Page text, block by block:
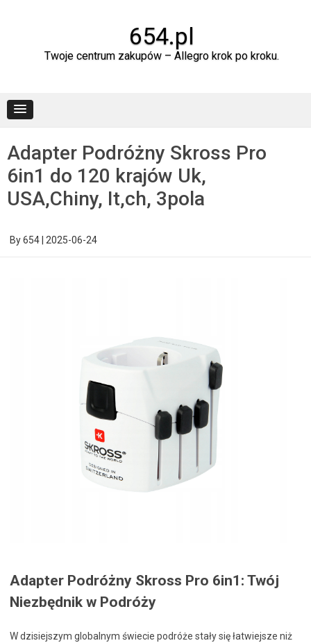
654.pl
Twoje centrum zakupów – Allegro krok po kroku.
Adapter Podróżny Skross Pro
6in1 do 120 krajów Uk,
USA,Chiny, It,ch, 3pola
By654 2025-06-24
Adapter Podróżny Skross Pro 6in1: Twój
Niezbędnik w Podróży
W dzisiejszym globalnym świecie podróże stały się łatwiejsze niż